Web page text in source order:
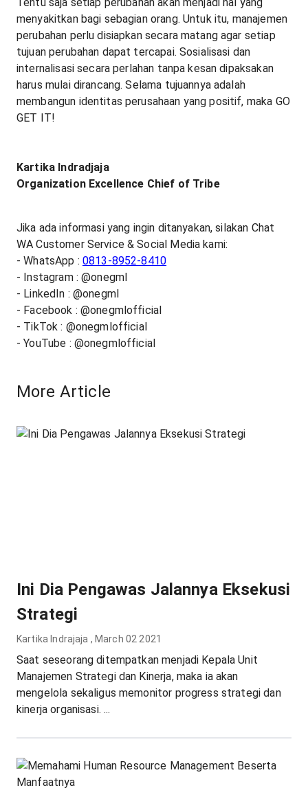
Tentu saja setiap perubahan akan menjadi hal yang
menyakitkan bagi sebagian orang. Untuk itu, manajemen
perubahan perlu disiapkan secara matang agar setiap
tujuan perubahan dapat tercapai. Sosialisasi dan
internalisasi secara perlahan tanpa kesan dipaksakan
harus mulai dirancang. Selama tujuannya adalah
membangun identitas perusahaan yang positif, maka GO
GET IT!
Kartika Indradjaja
Organization Excellence Chief of Tribe
Jika ada informasi yang ingin ditanyakan, silakan Chat
WA Customer Service & Social Media kami:
- WhatsApp : 0813-8952-8410
- Instagram : @onegml
- LinkedIn : @onegml
- Facebook : @onegmlofficial
- TikTok : @onegmlofficial
- YouTube : @onegmlofficial
More Article
Ini Dia Pengawas Jalannya Eksekusi
Strategi
Kartika Indrajaja , March 02 2021
Saat seseorang ditempatkan menjadi Kepala Unit
Manajemen Strategi dan Kinerja, maka ia akan
mengelola sekaligus memonitor progress strategi dan
kinerja organisasi. ...